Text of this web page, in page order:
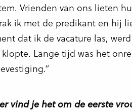
Vrienden van ons lieten
ik met de predikant en hij
dat ik de vacature las,
Lange tijd was het
vind je het om de eerste